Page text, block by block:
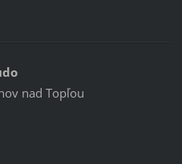
nad Topľou